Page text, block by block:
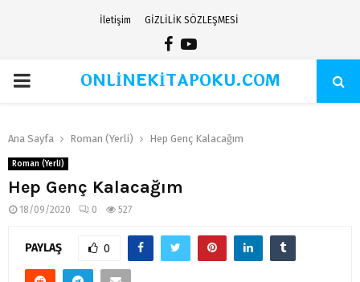
İletişim GİZLİLİK SÖZLEŞMESİ
Facebook
Youtube
PRIMARYONLİNEKİTAPOKU.COM
Ana Sayfa Roman (Yerli) Hep Genç Kalacağım
Roman (Yerli)
Hep Genç Kalacağım
18/09/2020 0 527
PAYLAŞ 0